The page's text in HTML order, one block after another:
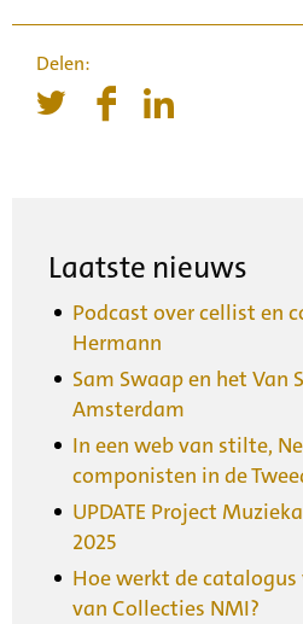
Laatste nieuws
Podcast over cellist en
Hermann
Sam Swaap en het Van
Amsterdam
In een web van stilte,
componisten in de
UPDATE Project
2025
Hoe werkt de
van Collecties NMI?